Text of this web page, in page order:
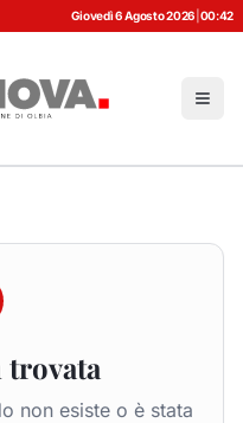
Giovedì 6 Agosto 2026 00:42
trovata
non esiste o è stata